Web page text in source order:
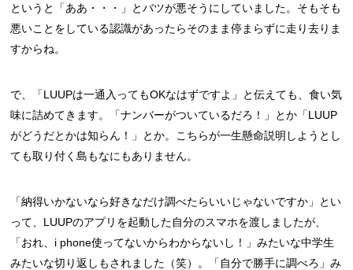
というと「ああ・・・」とバツが悪そうにしていました。そもそも
悪いことをしている認識があったらそのまま停まらずに走り去りま
すからね。
で、「LUUPは一通入ってもOKなはずですよ」と伝えても、食い気
味に詰めてきます。「ナンバーがついているだろ！」とか「LUUP
がどうだとかは知らん！」とか。こちらが一生懸命説明しようとし
ても取り付く島もなにもありません。
「納得いかないなら好きなだけ調べたらいいじゃないですか」とい
って、LUUPのアプリを起動した自分のスマホを渡しましたが、
「おれ、i phone使ってないからわからないし！」みたいな中学生
みたいな切り返しもされました（笑）。「自分で勝手に調べろ」み